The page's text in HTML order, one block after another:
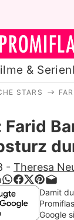
& Serien
Stars
Filme &
Lifestyle
Familie &
STARS
Farid
- Theresa
Damit
Google